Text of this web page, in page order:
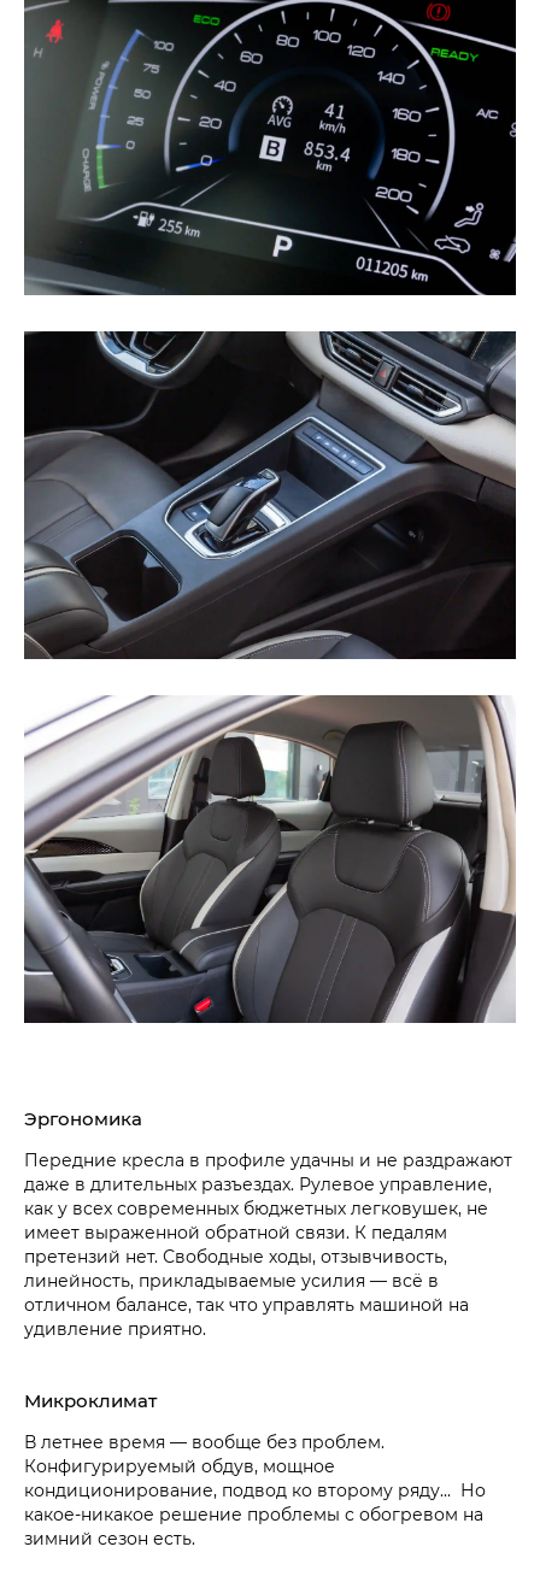
Эргономика
Передние кресла в профиле удачны и не раздражают
даже в длительных разъездах. Рулевое управление,
как у всех современных бюджетных легковушек, не
имеет выраженной обратной связи. К педалям
претензий нет. Свободные ходы, отзывчивость,
линейность, прикладываемые усилия — всё в
отличном балансе, так что управлять машиной на
удивление приятно.
Микроклимат
В летнее время — вообще без проблем.
Конфигурируемый обдув, мощное
кондиционирование, подвод ко второму ряду... Но
какое-никакое решение проблемы с обогревом на
зимний сезон есть.